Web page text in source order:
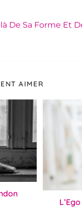
De Sa Forme Et
AIMER